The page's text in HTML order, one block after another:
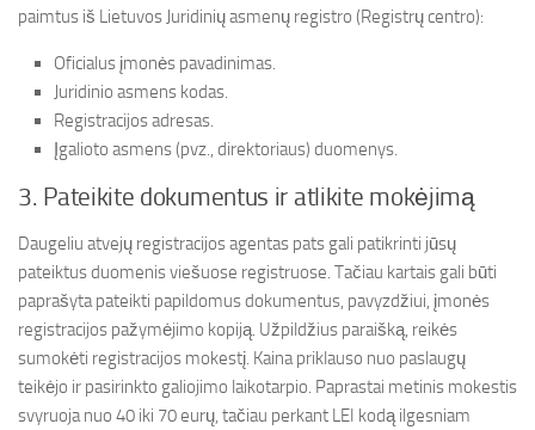
paimtus iš Lietuvos Juridinių asmenų registro (Registrų centro):
Oficialus įmonės pavadinimas.
Juridinio asmens kodas.
Registracijos adresas.
Įgalioto asmens (pvz., direktoriaus) duomenys.
3. Pateikite dokumentus ir atlikite mokėjimą
Daugeliu atvejų registracijos agentas pats gali patikrinti jūsų
pateiktus duomenis viešuose registruose. Tačiau kartais gali būti
paprašyta pateikti papildomus dokumentus, pavyzdžiui, įmonės
registracijos pažymėjimo kopiją. Užpildžius paraišką, reikės
sumokėti registracijos mokestį. Kaina priklauso nuo paslaugų
teikėjo ir pasirinkto galiojimo laikotarpio. Paprastai metinis mokestis
svyruoja nuo 40 iki 70 eurų, tačiau perkant LEI kodą ilgesniam